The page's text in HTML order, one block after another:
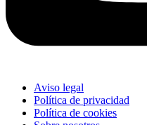
Aviso legal
Política de privacidad
Política de cookies